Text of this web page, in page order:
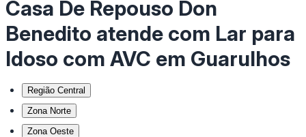
Casa De Repouso Don
Benedito atende com Lar para
Idoso com AVC em Guarulhos
Região Central
Zona Norte
Zona Oeste